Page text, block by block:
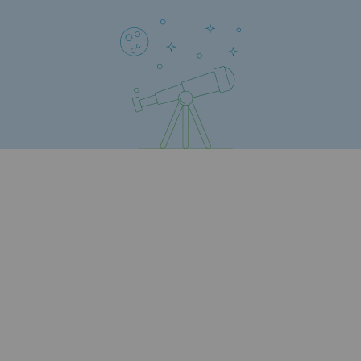
Engagements auprès des territoires
Notre investissement dans les